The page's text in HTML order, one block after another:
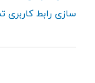
سازی رابط